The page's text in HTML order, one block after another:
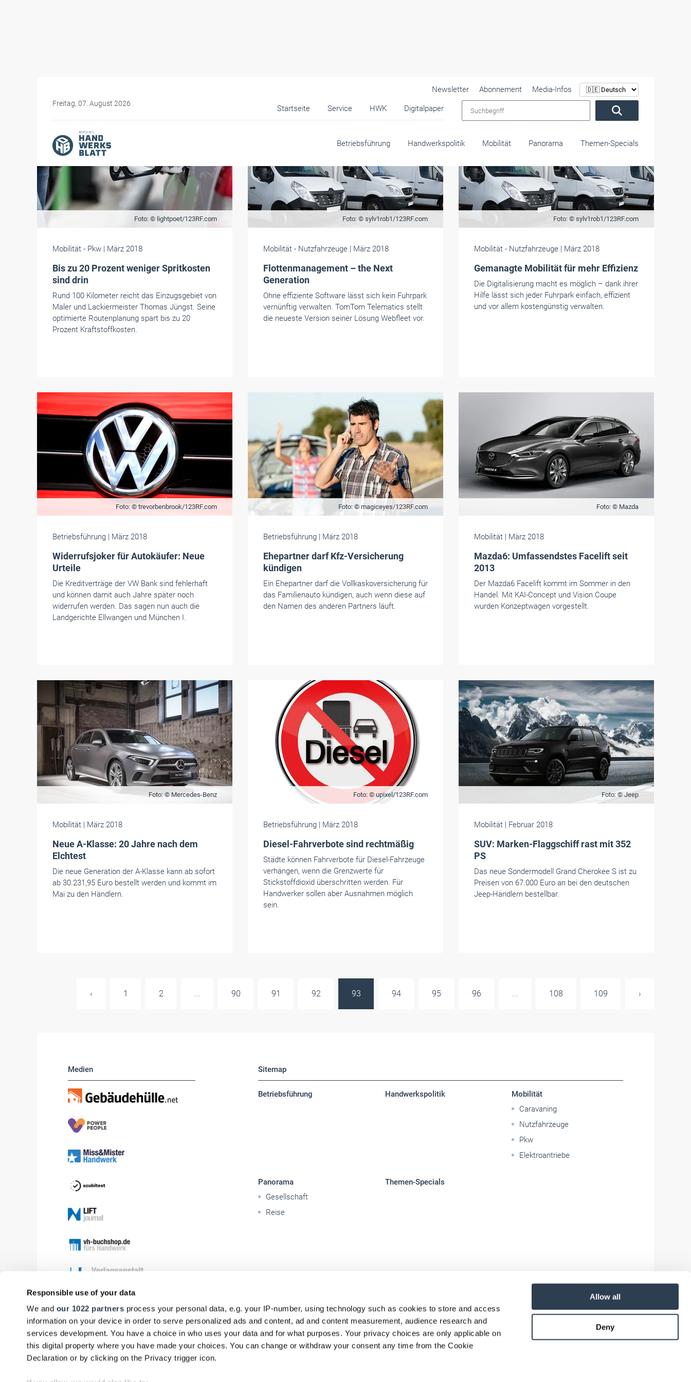
Responsible use of your data
We and our 1022 partners process your personal data, e.g. your IP-number, using technology such as cookies to store and access
information on your device in order to serve personalized ads and content, ad and content measurement, audience research and
services development. You have a choice in who uses your data and for what purposes. Your privacy choices are only applicable on
this digital property where you have made your choices. You can change or withdraw your consent any time from the Cookie
Declaration or by clicking on the Privacy trigger icon.
Allow all
Deny
Freitag, 07. August 2026
Startseite Service HWK Digitalpaper
Newsletter Abonnement
Media-Infos
Betriebsführung Handwerkspolitik Mobilität Panorama Themen-Specials
Foto: © lightpoet/123RF.com
Mobilität - Pkw | März 2018
Bis zu 20 Prozent weniger Spritkosten
sind drin
Rund 100 Kilometer reicht das Einzugsgebiet von
Maler und Lackiermeister Thomas Jüngst. Seine
optimierte Routenplanung spart bis zu 20
Prozent Kraftstoffkosten.
Foto: © sylv1rob1/123RF.com
Mobilität- Nutzfahrzeuge | März 2018
Flottenmanagement – the Next
Generation
Ohne effiziente Software lässt sich kein Fuhrpark
vernünftig verwalten. TomTom Telematics stellt
die neueste Version seiner Lösung Webfleet vor.
Foto: © sylv1rob1/123RF.com
Mobilität- Nutzfahrzeuge | März 2018
Gemanagte Mobilität für mehr Effizienz
Die Digitalisierung macht es möglich – dank ihrer
Hilfe lässt sich jeder Fuhrpark einfach, effizient
und vor allem kostengünstig verwalten.
Foto: © trevorbenbrook/123RF.com
Betriebsführung | März 2018
Widerrufsjoker für Autokäufer: Neue
Urteile
Die Kredit­verträge der VW Bank sind fehler­haft
und können damit auch Jahre später noch
widerrufen werden. Das sagen nun auch die
Landgerichte Ellwangen und München I.
Foto: © magiceyes/123RF.com
Betriebsführung | März 2018
Ehe­partner darf Kfz-Ver­si­che­rung
kün­digen
Ein Ehepartner darf die Vollkaskoversicherung für
das Familienauto kündigen, auch wenn diese auf
den Namen des anderen Partners läuft.
Foto: © Mazda
Mobilität | März 2018
Mazda6: Umfassendstes Facelift seit
2013
Der Mazda6 Facelift kommt im Sommer in den
Handel. Mit KAI-Concept und Vision Coupe
wurden Konzeptwagen vorgestellt.
Foto: © Mercedes-Benz
Mobilität | März 2018
Neue A-Klasse: 20 Jahre nach dem
Elchtest
Die neue Generation der A-Klasse kann ab sofort
ab 30.231,95 Euro bestellt werden und kommt im
Mai zu den Händlern.
Foto: © upixel/123RF.com
Betriebsführung | März 2018
Diesel-Fahrverbote sind rechtmäßig
Städte können Fahrverbote für Diesel-Fahrzeuge
verhängen, wenn die Grenzwerte für
Stickstoffdioxid überschritten werden. Für
Handwerker sollen aber Ausnahmen möglich
sein.
Foto: © Jeep
Mobilität | Februar 2018
SUV: Marken-Flaggschiff rast mit 352
PS
Das neue Sondermodell Grand Cherokee S ist zu
Preisen von 67.000 Euro an bei den deutschen
Jeep-Händlern bestellbar.
‹ 1 2 ... 90 91 92 93 94 95 96 ... 108 109 ›
Medien Sitemap
Betriebsführung Handwerkspolitik
Mobilität
Caravaning
Nutzfahrzeuge
Pkw
Elektroantriebe
Panorama
Gesellschaft
Reise
Themen-Specials